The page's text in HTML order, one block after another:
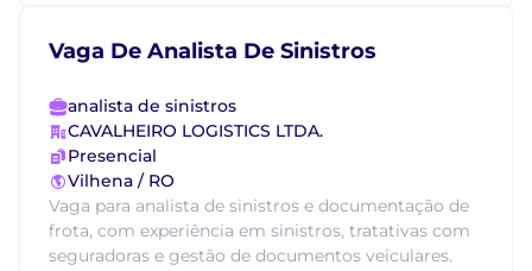
Vaga De Analista De Sinistros
analista de sinistros
CAVALHEIRO LOGISTICS LTDA.
Presencial
Vilhena / RO
Vaga para analista de sinistros e documentação de
frota, com experiência em sinistros, tratativas com
seguradoras e gestão de documentos veiculares.